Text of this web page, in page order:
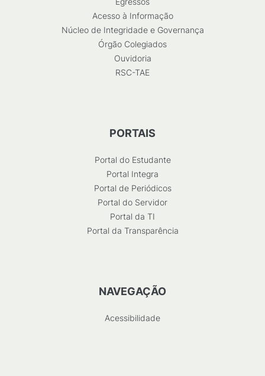
Acesso à Informação
Núcleo de Integridade e Governança
Órgão Colegiados
Ouvidoria
RSC-TAE
PORTAIS
Portal do Estudante
Portal Integra
Portal de Periódicos
Portal do Servidor
Portal da TI
Portal da Transparência
NAVEGAÇÃO
Acessibilidade